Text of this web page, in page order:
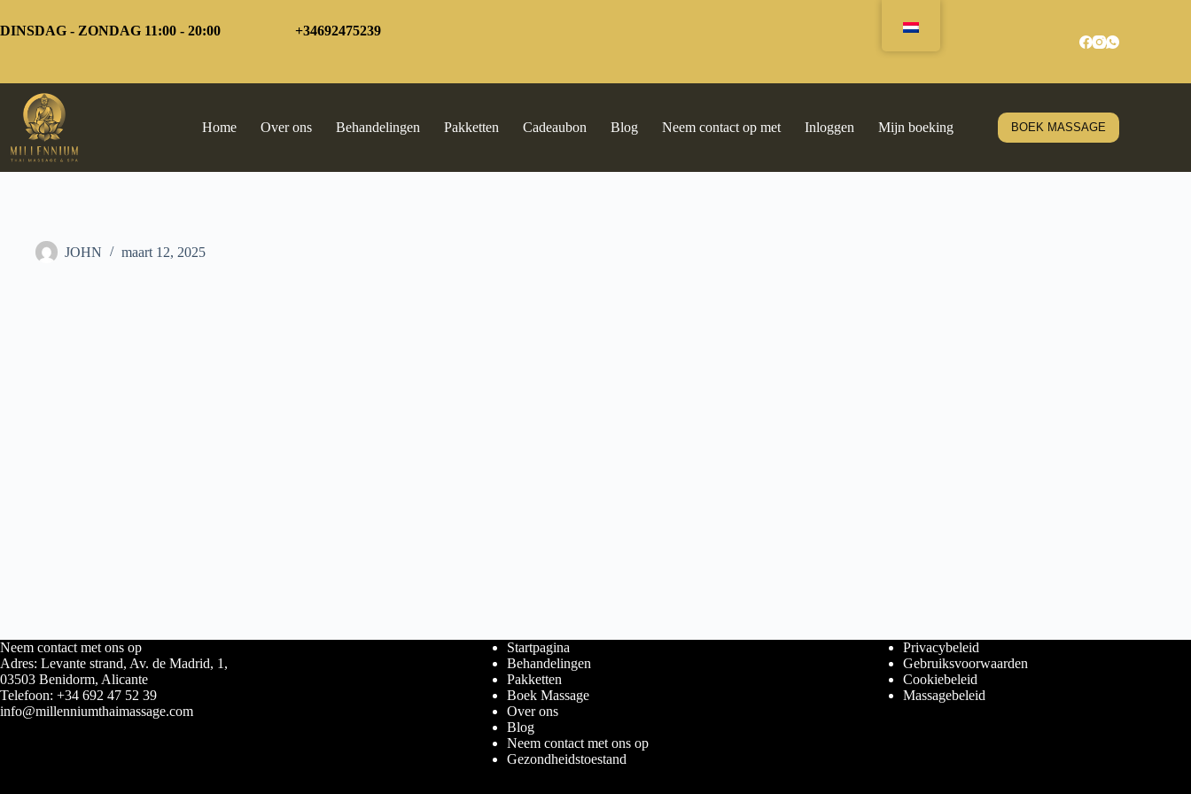
naar
inhoud
DINSDAG - ZONDAG 11:00 - 20:00 +34692475239
Home Over ons Behandelingen Pakketten Cadeaubon Blog Neem contact op met Inloggen Mijn boeking BOEK MASSAGE
JOHN maart 12, 2025
Neem contact met ons op
Adres: Levante strand, Av. de Madrid, 1,
03503 Benidorm, Alicante
Telefoon: +34 692 47 52 39
info@millenniumthaimassage.com
Startpagina
Behandelingen
Pakketten
Boek Massage
Over ons
Blog
Neem contact met ons op
Gezondheidstoestand
Privacybeleid
Gebruiksvoorwaarden
Cookiebeleid
Massagebeleid